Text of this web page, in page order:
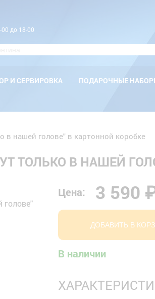
до 18-00
И СЕРВИРОВКА ПОДАРОЧНЫЕ
в нашей голове" в картонной коробке
ТОЛЬКО В НАШЕЙ
Цена: 3 590
ДОБАВИТЬ В
В наличии